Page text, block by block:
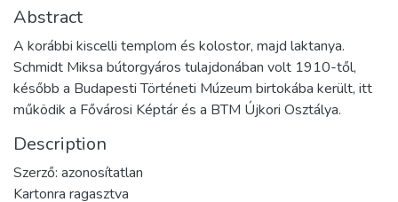
Abstract
A korábbi kiscelli templom és kolostor, majd laktanya.
Schmidt Miksa bútorgyáros tulajdonában volt 1910-től,
később a Budapesti Történeti Múzeum birtokába került, itt
működik a Fővárosi Képtár és a BTM Újkori Osztálya.
Description
Szerző: azonosítatlan
Kartonra ragasztva